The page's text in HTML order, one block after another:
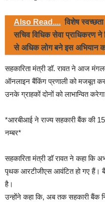
Also Read.... विशेष
सचिव विधिक सेवा प्राधिकरण ने
से अधिक लोग बने इस अभियान
सहकारिता मंत्री डॉ. रावत ने आज
ऑनलाइन बैंकिंग प्रणाली को मजबूत
उनके ग्राहकों दोनों को लाभान्वित
*आरबीआई ने राज्य सहकारी बैंक की
नम्बर*
सहकारिता मंत्री डॉ रावत ने कहा कि
पृथक आरटीजीएस आवंटित हो गए हैं।
है।
उन्होंने कहा कि, अब तक सहकारी बैंक